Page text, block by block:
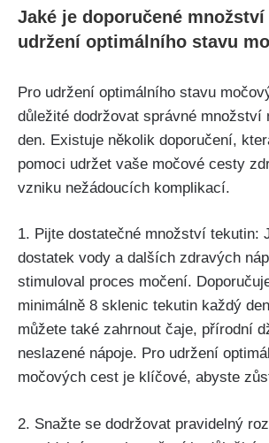
Jaké ⁤je doporučené
udržení optimálního stavu
Pro udržení optimálního stavu
důležité ‌dodržovat správné množství
den. Existuje několik doporučení,
pomoci udržet vaše‍ močové cesty
vzniku nežádoucích komplikací.
1. Pijte dostatečné množství tekutin:
dostatek vody a dalších zdravých
stimuloval proces ⁢močení.
minimálně 8 sklenic tekutin každý
můžete​ také zahrnout čaje, přírodní‌
neslazené nápoje. Pro udržení
močových ⁢cest je⁣ klíčové, abyste
2. Snažte se ⁣dodržovat ⁣pravidelný⁣